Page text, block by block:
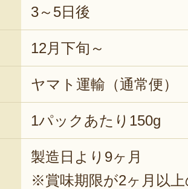
3～5日後
12月下旬～
ヤマト運輸（通常便）
1パックあたり150g
製造日より9ヶ月
※賞味期限が2ヶ月以